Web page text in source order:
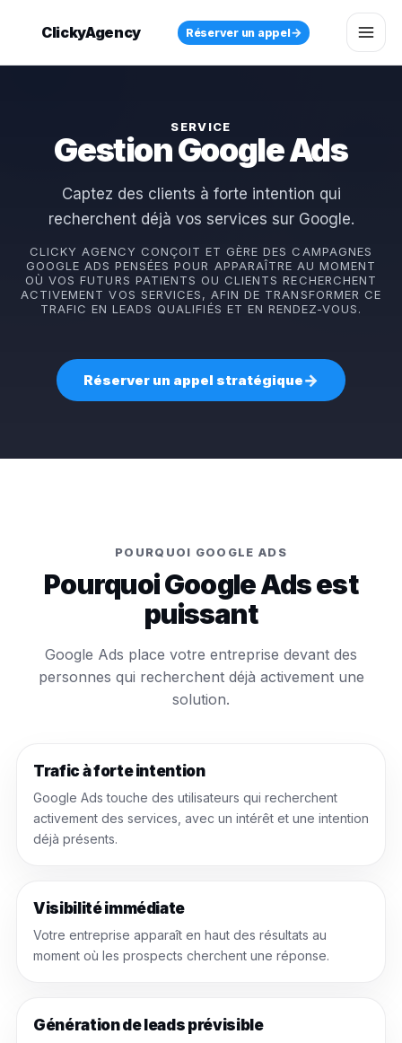
ClickyAgency Réserver un appel→
SERVICE
Gestion Google Ads
Captez des clients à forte intention qui
recherchent déjà vos services sur Google.
CLICKY AGENCY CONÇOIT ET GÈRE DES CAMPAGNES
GOOGLE ADS PENSÉES POUR APPARAÎTRE AU MOMENT
OÙ VOS FUTURS PATIENTS OU CLIENTS RECHERCHENT
ACTIVEMENT VOS SERVICES, AFIN DE TRANSFORMER CE
TRAFIC EN LEADS QUALIFIÉS ET EN RENDEZ-VOUS.
Réserver un appel stratégique→
POURQUOI GOOGLE ADS
Pourquoi Google Ads est
puissant
Google Ads place votre entreprise devant des
personnes qui recherchent déjà activement une
solution.
Trafic à forte intention
Google Ads touche des utilisateurs qui recherchent
activement des services, avec un intérêt et une intention
déjà présents.
Visibilité immédiate
Votre entreprise apparaît en haut des résultats au
moment où les prospects cherchent une réponse.
Génération de leads prévisible